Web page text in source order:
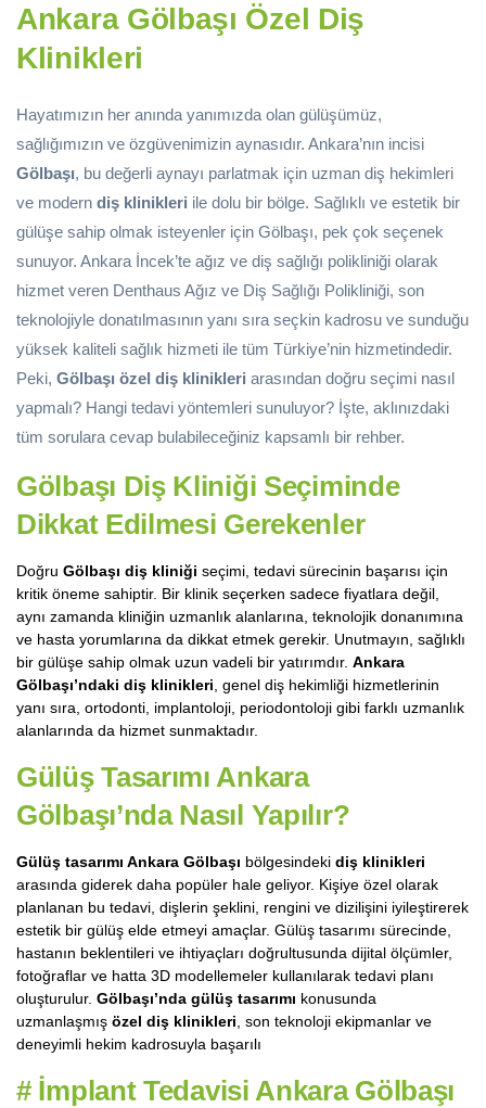
Ankara Gölbaşı Özel Diş
Klinikleri
Hayatımızın her anında yanımızda olan gülüşümüz,
sağlığımızın ve özgüvenimizin aynasıdır. Ankara’nın incisi
Gölbaşı, bu değerli aynayı parlatmak için uzman diş hekimleri
ve modern diş klinikleri ile dolu bir bölge. Sağlıklı ve estetik bir
gülüşe sahip olmak isteyenler için Gölbaşı, pek çok seçenek
sunuyor. Ankara İncek’te ağız ve diş sağlığı polikliniği olarak
hizmet veren Denthaus Ağız ve Diş Sağlığı Polikliniği, son
teknolojiyle donatılmasının yanı sıra seçkin kadrosu ve sunduğu
yüksek kaliteli sağlık hizmeti ile tüm Türkiye’nin hizmetindedir.
Peki, Gölbaşı özel diş klinikleri arasından doğru seçimi nasıl
yapmalı? Hangi tedavi yöntemleri sunuluyor? İşte, aklınızdaki
tüm sorulara cevap bulabileceğiniz kapsamlı bir rehber.
Gölbaşı Diş Kliniği Seçiminde
Dikkat Edilmesi Gerekenler
Doğru Gölbaşı diş kliniği seçimi, tedavi sürecinin başarısı için
kritik öneme sahiptir. Bir klinik seçerken sadece fiyatlara değil,
aynı zamanda kliniğin uzmanlık alanlarına, teknolojik donanımına
ve hasta yorumlarına da dikkat etmek gerekir. Unutmayın, sağlıklı
bir gülüşe sahip olmak uzun vadeli bir yatırımdır. Ankara
Gölbaşı’ndaki diş klinikleri , genel diş hekimliği hizmetlerinin
yanı sıra, ortodonti, implantoloji, periodontoloji gibi farklı uzmanlık
alanlarında da hizmet sunmaktadır.
Gülüş Tasarımı Ankara
Gölbaşı’nda Nasıl Yapılır?
Gülüş tasarımı Ankara Gölbaşı bölgesindeki diş klinikleri
arasında giderek daha popüler hale geliyor. Kişiye özel olarak
planlanan bu tedavi, dişlerin şeklini, rengini ve dizilişini iyileştirerek
estetik bir gülüş elde etmeyi amaçlar. Gülüş tasarımı sürecinde,
hastanın beklentileri ve ihtiyaçları doğrultusunda dijital ölçümler,
fotoğraflar ve hatta 3D modellemeler kullanılarak tedavi planı
oluşturulur. Gölbaşı’nda gülüş tasarımı konusunda
uzmanlaşmış özel diş klinikleri , son teknoloji ekipmanlar ve
deneyimli hekim kadrosuyla başarılı
# İmplant Tedavisi Ankara Gölbaşı